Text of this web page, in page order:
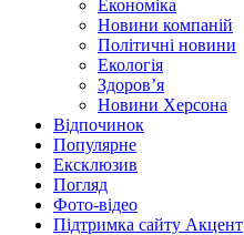
Економіка
Новини компаній
Політичні новини
Екологія
Здоров’я
Новини Херсона
Відпочинок
Популярне
Ексклюзив
Погляд
Фото-відео
Підтримка сайту Акцент